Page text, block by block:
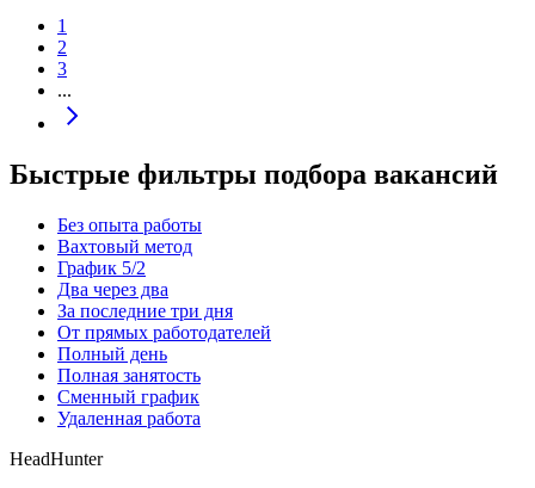
1
2
3
...
Быстрые фильтры подбора вакансий
Без опыта работы
Вахтовый метод
График 5/2
Два через два
За последние три дня
От прямых работодателей
Полный день
Полная занятость
Сменный график
Удаленная работа
HeadHunter